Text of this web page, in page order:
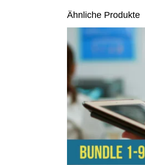
Ähnliche Produkte